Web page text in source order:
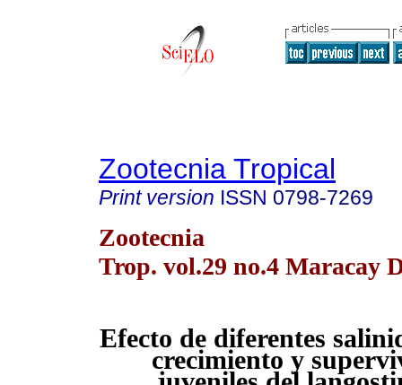
Zootecnia Tropical
Print version ISSN 0798-7269
Zootecnia
Trop. vol.29 no.4 Maracay
Efecto de diferentes
crecimiento y